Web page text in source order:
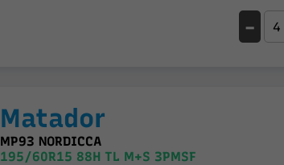
-
Matador
MP93 NORDICCA
195/60R15 88H TL M+S 3PMSF